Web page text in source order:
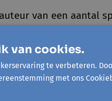
van een aantal
'1942. Het
van cookies.
te verbeteren.
met ons